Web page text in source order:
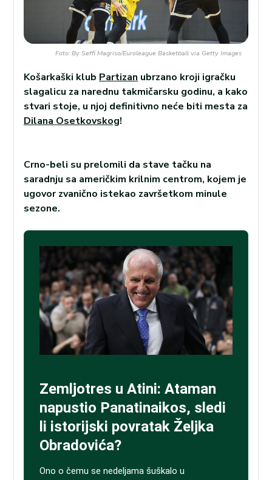
Foto: By Seffi Magriso/Euroleague Basketball via Getty Images
Košarkaški klub Partizan ubrzano kroji igračku
slagalicu za narednu takmičarsku godinu, a kako
stvari stoje, u njoj definitivno neće biti mesta za
Dilana Osetkovskog!
Crno-beli su prelomili da stave tačku na
saradnju sa američkim krilnim centrom, kojem je
ugovor zvanično istekao završetkom minule
sezone.